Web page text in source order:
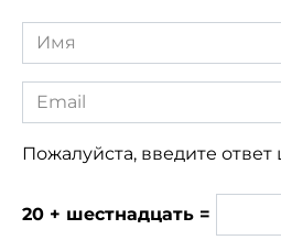
Имя
*
Email
*
Пожалуйста, введите
20 + шестнадцать =